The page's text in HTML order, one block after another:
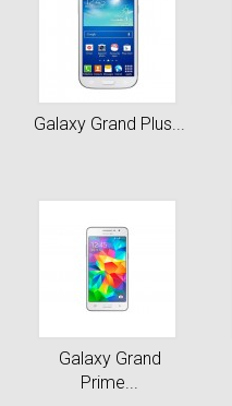
Galaxy Grand Plus...
Galaxy Grand
Prime...